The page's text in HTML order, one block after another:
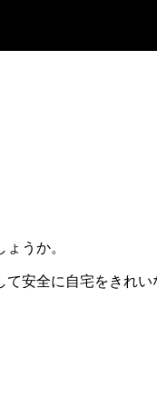
うか。
安全に自宅をきれ